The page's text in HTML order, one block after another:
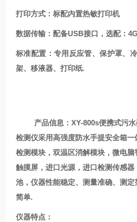
打印方式：标配内置热敏打印机
数据传输：配备USB接口，选配：
标准配置：专用反应管、保护罩、
架、移液器、打印纸.
产品信息： XY-800s便携式污
检测仪采用高强度防水手提安全箱一
检测模块，双温区消解模块，微电
触摸屏，进口光源，进口检测传感
池，仪器性能稳定、测量准确、测
简单.
仪器特点：